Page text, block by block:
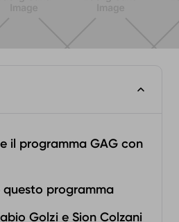
il programma GAG con
questo programma
Golzi e Sion Colzani